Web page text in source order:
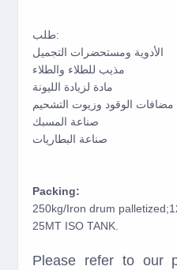
طلب:
الأدوية ومستحضرات التجميل
مذيب للطلاء والطلاء
مادة لزيادة الليونة
مضافات الوقود وزيوت التشحيم
صناعة المسبك
صناعة البطاريات
Packing:
250kg/Iron drum
25MT ISO TANK.
Please refer to our